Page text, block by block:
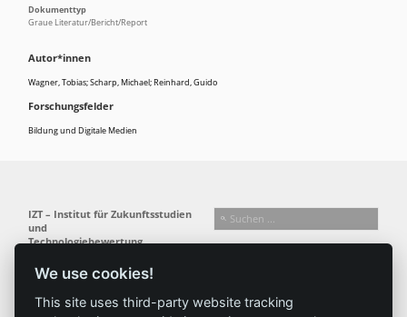
Autor*innen
Wagner, Tobias; Scharp, Michael; Reinhard, Guido
Forschungsfelder
Bildung und Digitale Medien
Dokumenttyp
Graue Literatur/Bericht/Report
We use cookies!
This site uses third-party website tracking
IZT – Institut für Zukunftsstudien
und
Technologiebewertung
Busseallee 1 · 14163 Berlin
info@izt.de| www.izt.de